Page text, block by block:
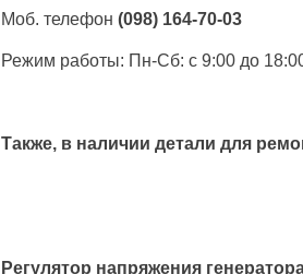
Моб. телефон (098) 164-70-03
Режим работы: Пн-Сб: с 9:00 до
Также, в наличии детали для
Регулятор напряжения